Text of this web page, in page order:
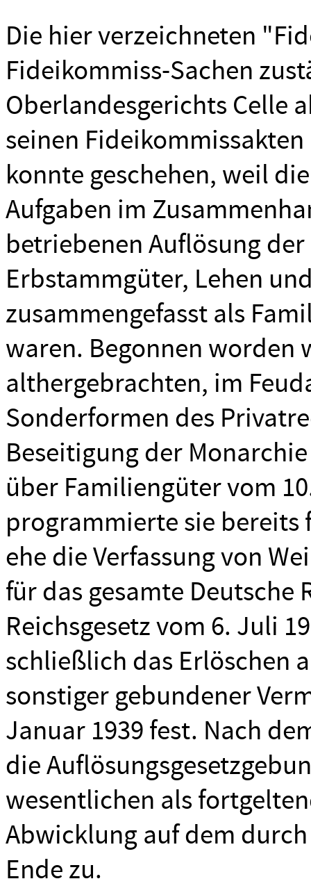
Die hier verzeichneten
Fideikommiss-Sachen
Oberlandesgerichts Celle
seinen
konnte geschehen, weil
Aufgaben im
betriebenen Auflösung
Erbstammgüter, Lehen
zusammengefasst als
waren. Begonnen worden
althergebrachten, im
Sonderformen des
Beseitigung der
über Familiengüter vom
programmierte sie bereits
ehe die Verfassung von
für das gesamte Deutsche
Reichsgesetz vom 6. Juli
schließlich das Erlöschen
sonstiger gebundener
Januar 1939 fest. Nach
die
wesentlichen als
Abwicklung auf dem
Ende zu.